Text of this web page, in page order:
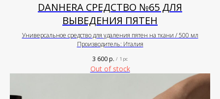
DANHERA СРЕДСТВО №65 ДЛЯ
ВЫВЕДЕНИЯ ПЯТЕН
Универсальное средство для удаления пятен на ткани / 500 мл
Производитель: Италия
3 600р. / 1 pc
Out of stock